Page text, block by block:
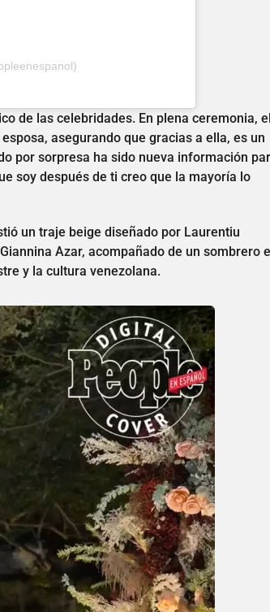
de las celebridades. En plena ceremonia, el
asegurando que gracias a ella, es un
por sorpresa ha sido nueva información
soy después de ti creo que la mayoría lo
un traje beige diseñado por Laurentiu
Azar, acompañado de un sombrero
y la cultura venezolana.